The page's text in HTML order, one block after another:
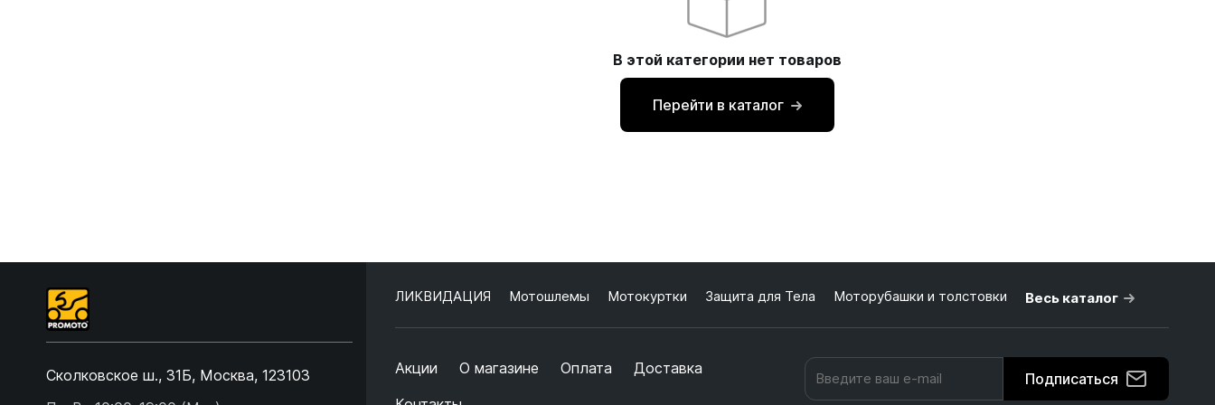
В этой категории нет товаров
Перейти в каталог
Сколковское ш., 31Б, Москва, 123103
ЛИКВИДАЦИЯ Мотошлемы Мотокуртки Защита для Тела Моторубашки и толстовки Весь каталог
Акции О магазине Оплата
Доставка
Подписаться